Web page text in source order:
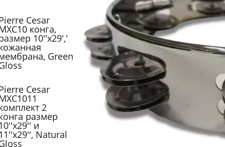
Cesar
конга,
10''х29','
Green
Cesar
2
размер
и
Natural